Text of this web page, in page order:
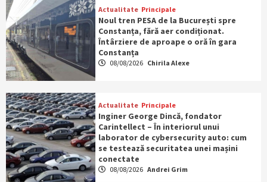
Actualitate Principale
Noul tren PESA de la București spre
Constanța, fără aer condiționat.
Întârziere de aproape o oră în gara
Constanța
08/08/2026 Chirila Alexe
Actualitate Principale
Inginer George Dincă, fondator
Carintellect – În interiorul unui
laborator de cybersecurity auto: cum
se testează securitatea unei mașini
conectate
08/08/2026 Andrei Grim